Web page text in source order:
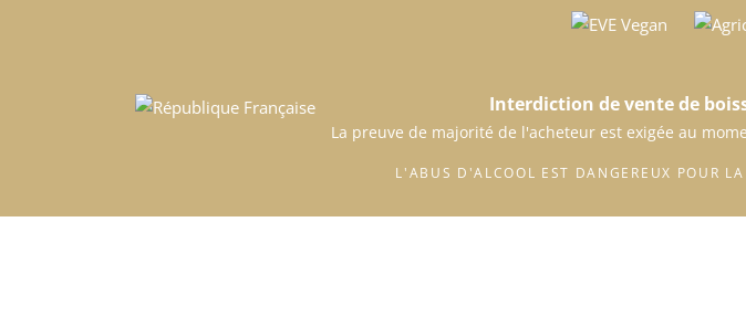
Interdiction de vente de
La preuve de majorité de l'acheteur est exigée au
L'ABUS D'ALCOOL EST DANGEREUX POUR